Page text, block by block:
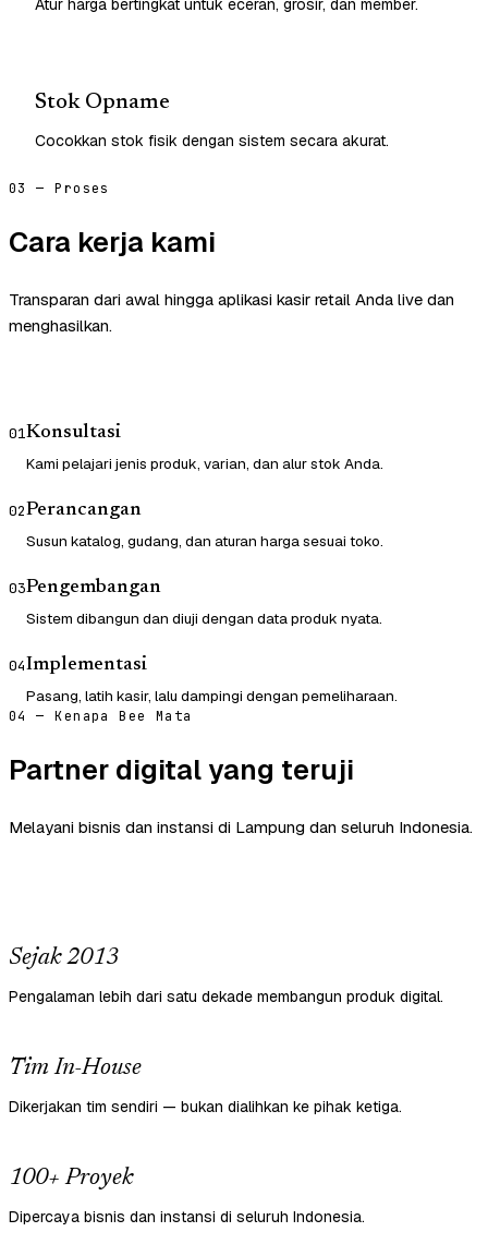
Atur harga bertingkat untuk eceran, grosir, dan member.
Stok Opname
Cocokkan stok fisik dengan sistem secara akurat.
03 — Proses
Cara kerja kami
Transparan dari awal hingga aplikasi kasir retail Anda live dan
menghasilkan.
01Konsultasi
Kami pelajari jenis produk, varian, dan alur stok Anda.
02Perancangan
Susun katalog, gudang, dan aturan harga sesuai toko.
03Pengembangan
Sistem dibangun dan diuji dengan data produk nyata.
04Implementasi
Pasang, latih kasir, lalu dampingi dengan pemeliharaan.
04 — Kenapa Bee Mata
Partner digital yang teruji
Melayani bisnis dan instansi di Lampung dan seluruh Indonesia.
Sejak 2013
Pengalaman lebih dari satu dekade membangun produk digital.
Tim In-House
Dikerjakan tim sendiri — bukan dialihkan ke pihak ketiga.
100+ Proyek
Dipercaya bisnis dan instansi di seluruh Indonesia.